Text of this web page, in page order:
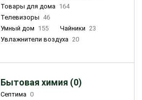
Товары для дома 164
Телевизоры 46
Умный дом 155 Чайники 23
Увлажнители воздуха 20
Бытовая химия (0)
Септима 0